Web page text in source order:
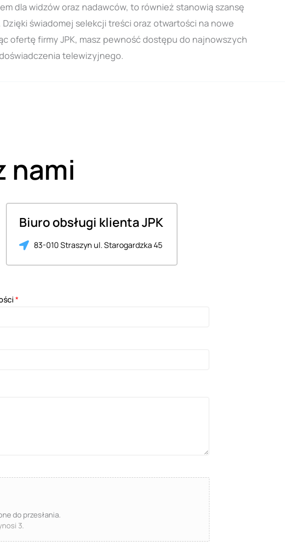
dla widzów oraz nadawców, to również stanowią szansę
świadomej selekcji treści oraz otwartości na nowe
ofertę firmy JPK, masz pewność dostępu do najnowszych
telewizyjnego.
nami
Biuro obsługi klienta JPK
83-010 Straszyn ul. Starogardzka 45
*
do przesłania.
3.